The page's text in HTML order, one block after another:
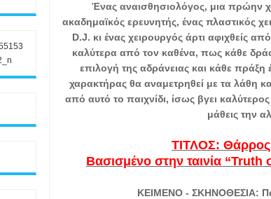
Ένας αναισθησιολόγος, μια πρώην
ακαδημαϊκός ερευνητής, ένας πλαστικός
D.J. κι ένας χειρουργός άρτι αφιχθείς
καλύτερα από τον καθένα, πως κάθε
επιλογή της αδράνειας και κάθε πράξη
χαρακτήρας θα αναμετρηθεί με τα λάθη
από αυτό το παιχνίδι, ίσως βγει
μάθεις την
ΤΙΤΛΟΣ: Θάρρος
Βασισμένο στην ταινία
ΚΕΙΜΕΝΟ - ΣΚΗΝΟΘΕΣΙΑ: